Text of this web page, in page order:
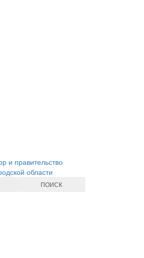
и правительство
области